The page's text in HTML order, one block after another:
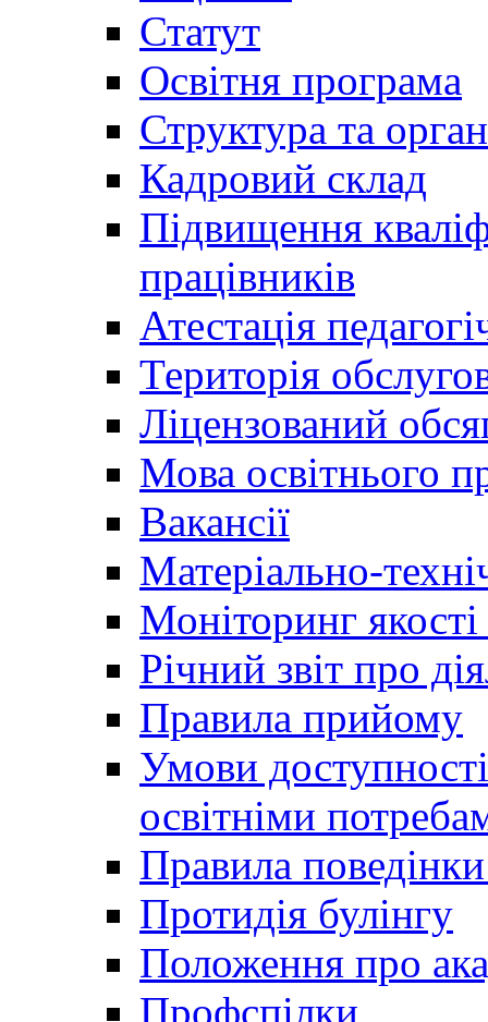
Статут
Освітня програма
Структура та
Кадровий склад
Підвищення
працівників
Атестація
Територія
Ліцензований
Мова освітнього
Вакансії
Матеріально-
Моніторинг якості
Річний звіт про
Правила прийому
Умови
освітніми
Правила поведінки
Протидія булінгу
Положення про
Профспілки